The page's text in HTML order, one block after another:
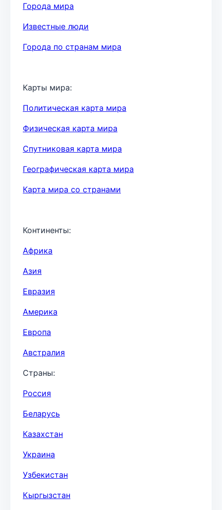
Города мира
Известные люди
Города по странам мира
Карты мира:
Политическая карта мира
Физическая карта мира
Спутниковая карта мира
Географическая карта мира
Карта мира со странами
Континенты:
Африка
Азия
Евразия
Америка
Европа
Австралия
Страны:
Россия
Беларусь
Казахстан
Украина
Узбекистан
Кыргызстан